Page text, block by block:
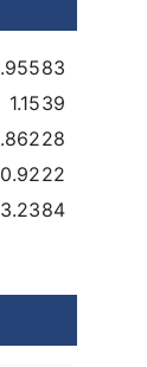
1.1539
0.9222